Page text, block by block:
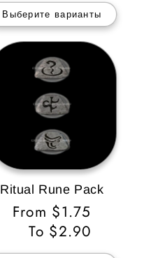
Выберите варианты
Ritual Rune Pack
Обычная
цена
From $1.75
To $2.90